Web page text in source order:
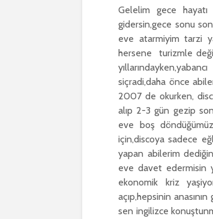
Gelelim gece hayatı
gidersin,gece sonu
eve atarmiyim tarzi
hersene turizmle
siçradi,daha önce
2007 de okurken,
alıp 2-3 gün gezip
eve boş
için,discoya sadece
yapan abilerim
eve davet edermisin
ekonomik kriz
açıp,hepsinin
sen ingilizce